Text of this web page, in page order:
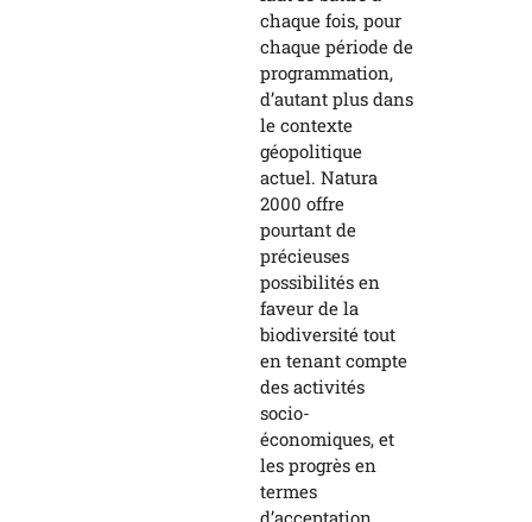
chaque fois, pour
chaque période de
programmation,
d’autant plus dans
le contexte
géopolitique
actuel. Natura
2000 offre
pourtant de
précieuses
possibilités en
faveur de la
biodiversité tout
en tenant compte
des activités
socio-
économiques, et
les progrès en
termes
d’acceptation